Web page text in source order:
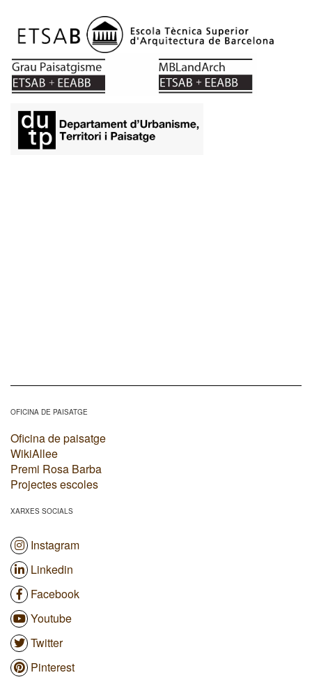
OFICINA DE PAISATGE
Oficina de paisatge
WikiAllee
Premi Rosa Barba
Projectes escoles
XARXES SOCIALS
Instagram
Linkedin
Facebook
Youtube
Twitter
Pinterest